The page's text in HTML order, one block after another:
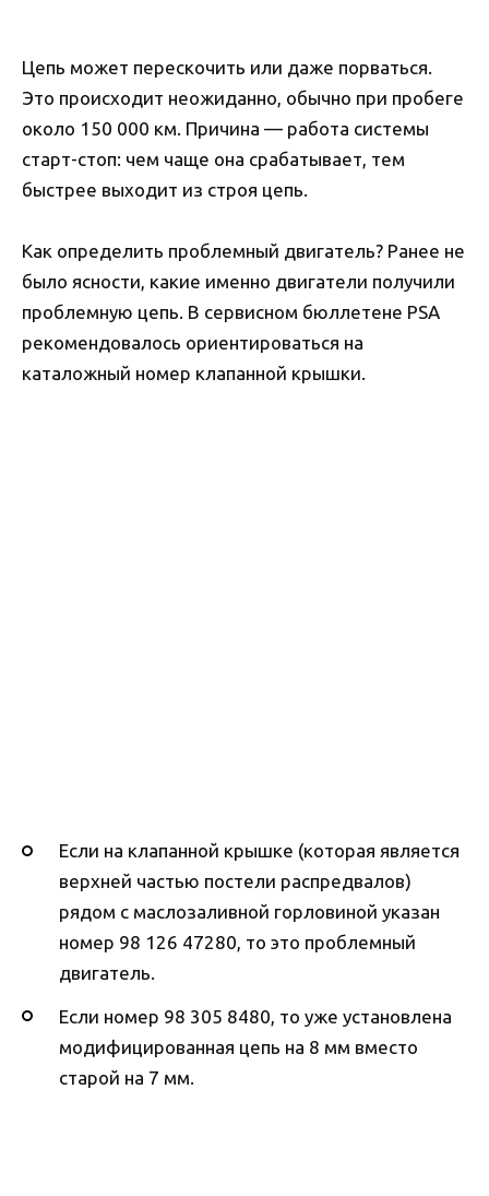
Цепь может перескочить или даже порваться.
Это происходит неожиданно, обычно при пробеге
около 150 000 км. Причина — работа системы
старт-стоп: чем чаще она срабатывает, тем
быстрее выходит из строя цепь.
Как определить проблемный двигатель? Ранее не
было ясности, какие именно двигатели получили
проблемную цепь. В сервисном бюллетене PSA
рекомендовалось ориентироваться на
каталожный номер клапанной крышки.
Если на клапанной крышке (которая является
верхней частью постели распредвалов)
рядом с маслозаливной горловиной указан
номер 98 126 47280, то это проблемный
двигатель.
Если номер 98 305 8480, то уже установлена
модифицированная цепь на 8 мм вместо
старой на 7 мм.